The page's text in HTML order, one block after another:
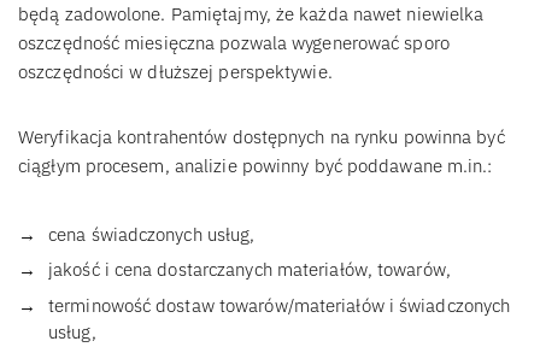
będą zadowolone. Pamiętajmy, że każda nawet niewielka
oszczędność miesięczna pozwala wygenerować sporo
oszczędności w dłuższej perspektywie.
Weryfikacja kontrahentów dostępnych na rynku powinna być
ciągłym procesem, analizie powinny być poddawane m.in.:
cena świadczonych usług,
jakość i cena dostarczanych materiałów, towarów,
terminowość dostaw towarów/materiałów i świadczonych
usług,